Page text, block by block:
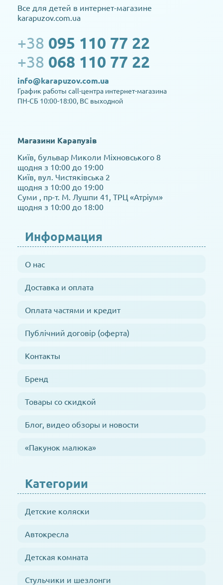
Все для детей в интернет-магазине
karapuzov.com.ua
+38 095 110 77 22
+38 068 110 77 22
info@karapuzov.com.ua
График работы call-центра интернет-магазина
ПН-СБ 10:00-18:00, ВС выходной
Магазини Карапузів
Київ, бульвар Миколи Міхновського 8
щодня з 10:00 до 19:00
Київ, вул. Чистяківська 2
щодня з 10:00 до 19:00
Суми , пр-т. М. Лушпи 41, ТРЦ «Атріум»
щодня з 10:00 до 18:00
Информация
О нас
Доставка и оплата
Оплата частями и кредит
Публічний договір (оферта)
Контакты
Бренд
Товары со скидкой
Блог, видео обзоры и новости
«Пакунок малюка»
Категории
Детские коляски
Автокресла
Детская комната
Стульчики и шезлонги